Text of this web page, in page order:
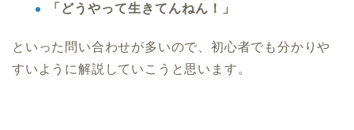
「どうやって生きてんねん！」
といった問い合わせが多いので、初心者でも分かりや
すいように解説していこうと思います。